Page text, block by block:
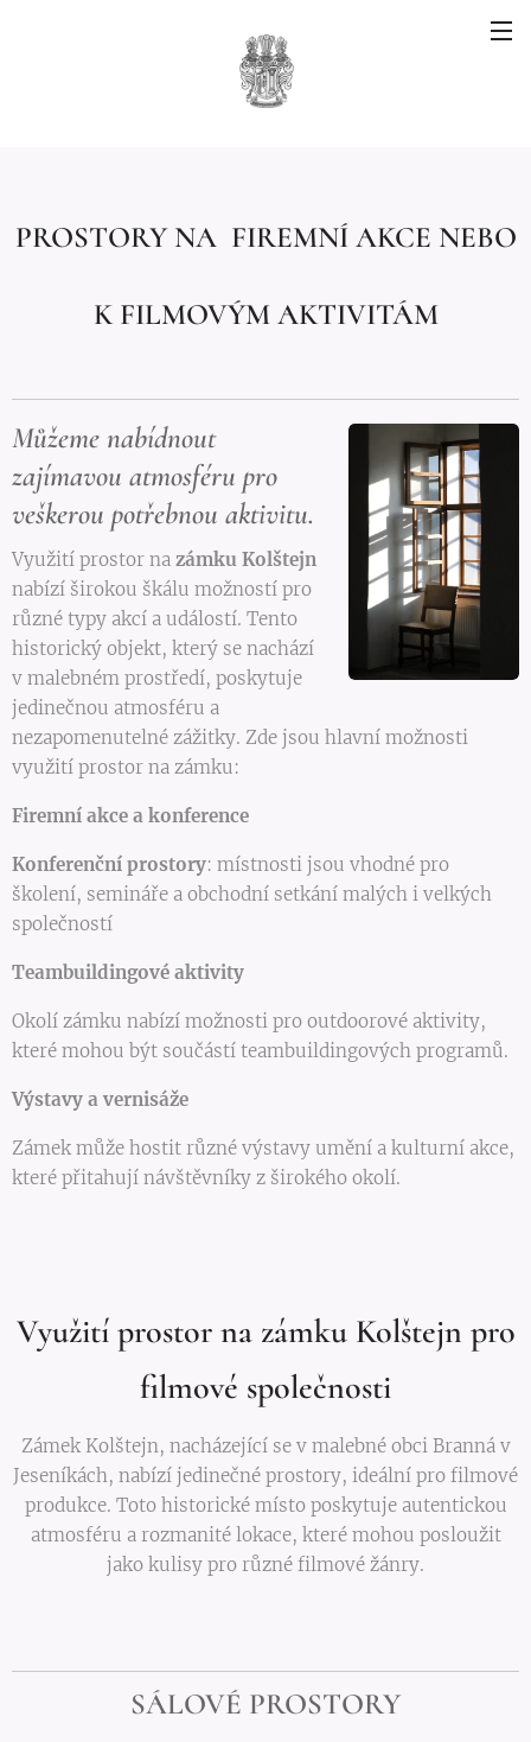
PROSTORY NA FIREMNÍ AKCE NEBO
K FILMOVÝM AKTIVITÁM
Můžeme nabídnout
zajímavou atmosféru pro
veškerou potřebnou aktivitu.
Využití prostor na zámku Kolštejn
nabízí širokou škálu možností pro
různé typy akcí a událostí. Tento
historický objekt, který se nachází
v malebném prostředí, poskytuje
jedinečnou atmosféru a
nezapomenutelné zážitky. Zde jsou hlavní možnosti
využití prostor na zámku:
Firemní akce a konference
Konferenční prostory: místnosti jsou vhodné pro
školení, semináře a obchodní setkání malých i velkých
společností
Teambuildingové aktivity
Okolí zámku nabízí možnosti pro outdoorové aktivity,
které mohou být součástí teambuildingových programů.
Výstavy a vernisáže
Zámek může hostit různé výstavy umění a kulturní akce,
které přitahují návštěvníky z širokého okolí.
Využití prostor na zámku Kolštejn pro
filmové společnosti
Zámek Kolštejn, nacházející se v malebné obci Branná v
Jeseníkách, nabízí jedinečné prostory, ideální pro filmové
produkce. Toto historické místo poskytuje autentickou
atmosféru a rozmanité lokace, které mohou posloužit
jako kulisy pro různé filmové žánry.
SÁLOVÉ PROSTORY